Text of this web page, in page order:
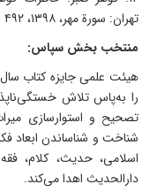
تهران: سورة مهر، ۱۳۹۸، ۴۹۲ ص.
منتخب بخش سپاس:
هیئت علمی جایزه کتاب
را به‌پاس تلاش
تصحیح و استوارسازی
شناخت و شناساندن ابعاد
اسلامی، حدیث، کلام،
دارالحدیث اهدا می‌کند.